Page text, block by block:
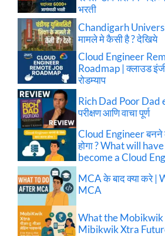
भरती
Chandigarh
मामले मे कैसी है ? देखिये
Cloud Engineer
Roadmap | क्लाउड
रोडम्याप
Rich Dad Poor Dad
परीक्षण आणि वाचा पूर्ण
Cloud Engineer बनने
होगा ? What will
become a Cloud
MCA के बाद क्या करे |
MCA
What the Mobikwik
Mibikwik Xtra